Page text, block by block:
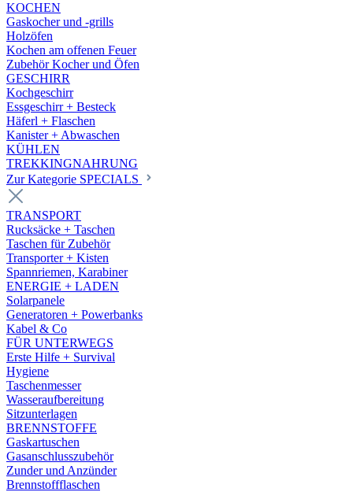
KOCHEN
Gaskocher und -grills
Holzöfen
Kochen am offenen Feuer
Zubehör Kocher und Öfen
GESCHIRR
Kochgeschirr
Essgeschirr + Besteck
Häferl + Flaschen
Kanister + Abwaschen
KÜHLEN
TREKKINGNAHRUNG
Zur Kategorie SPECIALS
TRANSPORT
Rucksäcke + Taschen
Taschen für Zubehör
Transporter + Kisten
Spannriemen, Karabiner
ENERGIE + LADEN
Solarpanele
Generatoren + Powerbanks
Kabel & Co
FÜR UNTERWEGS
Erste Hilfe + Survival
Hygiene
Taschenmesser
Wasseraufbereitung
Sitzunterlagen
BRENNSTOFFE
Gaskartuschen
Gasanschlusszubehör
Zunder und Anzünder
Brennstoffflaschen